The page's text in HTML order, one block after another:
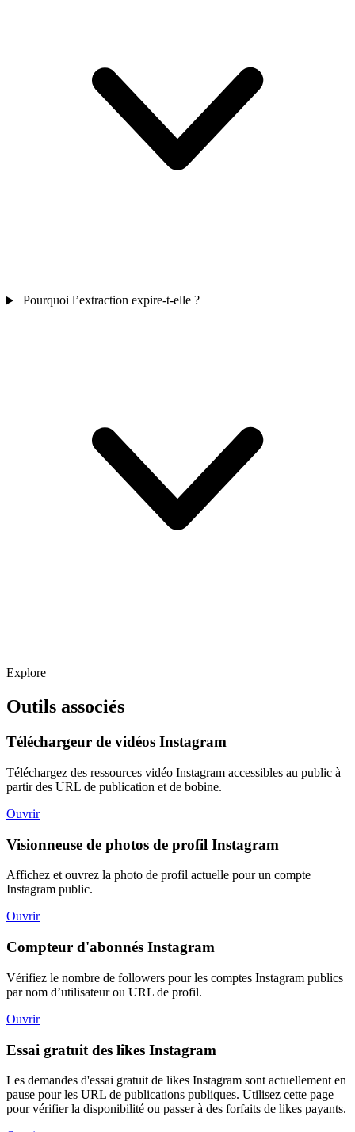
Pourquoi l’extraction expire-t-elle ?
Explore
Outils associés
Téléchargeur de vidéos Instagram
Téléchargez des ressources vidéo Instagram accessibles au public à
partir des URL de publication et de bobine.
Ouvrir
Visionneuse de photos de profil Instagram
Affichez et ouvrez la photo de profil actuelle pour un compte
Instagram public.
Ouvrir
Compteur d'abonnés Instagram
Vérifiez le nombre de followers pour les comptes Instagram publics
par nom d’utilisateur ou URL de profil.
Ouvrir
Essai gratuit des likes Instagram
Les demandes d'essai gratuit de likes Instagram sont actuellement en
pause pour les URL de publications publiques. Utilisez cette page
pour vérifier la disponibilité ou passer à des forfaits de likes payants.